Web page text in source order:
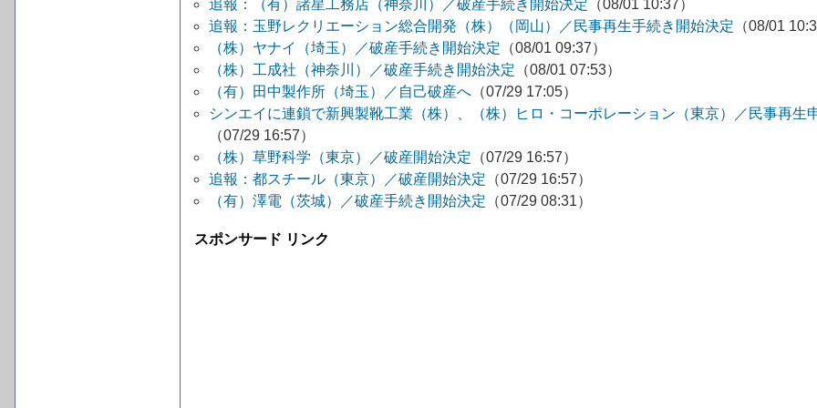
追報：（有）諸星工務店（神奈川）／破産手続き開始決定 （08/01 10:37）
追報：玉野レクリエーション総合開発（株）（岡山）／民事再生手続き開始決定 （08/01
（株）ヤナイ（埼玉）／破産手続き開始決定 （08/01 09:37）
（株）工成社（神奈川）／破産手続き開始決定 （08/01 07:53）
（有）田中製作所（埼玉）／自己破産へ （07/29 17:05）
シンエイに連鎖で新興製靴工業（株）、（株）ヒロ・コーポレーション（東京）／民事再生
（07/29 16:57）
（株）草野科学（東京）／破産開始決定 （07/29 16:57）
追報：都スチール（東京）／破産開始決定 （07/29 16:57）
（有）澤電（茨城）／破産手続き開始決定 （07/29 08:31）
スポンサード リンク